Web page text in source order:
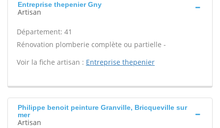
Entreprise thepenier Gny
Artisan
Département: 41
Rénovation plomberie complète ou partielle -
Voir la fiche artisan : Entreprise thepenier
Philippe benoit peinture Granville, Bricqueville sur
mer
Artisan